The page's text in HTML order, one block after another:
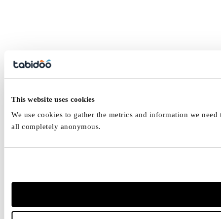
This website uses cookies
We use cookies to gather the metrics and information we
all completely anonymous.